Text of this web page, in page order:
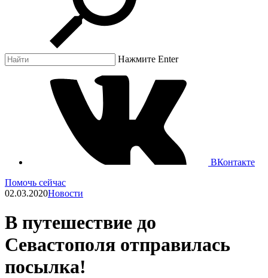
Нажмите Enter
ВКонтакте
Помочь сейчас
02.03.2020Новости
В путешествие до
Севастополя отправилась
посылка!